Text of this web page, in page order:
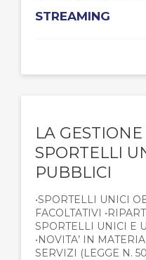
STREAMING
LA
SPORTELLI
PUBBLICI
•SPORTELLI UNICI
FACOLTATIVI
SPORTELLI UNICI E
•NOVITA’ IN
SERVIZI (LEGGE N.